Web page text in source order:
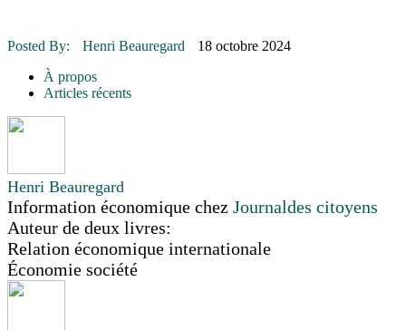
16 juillet 2026 | ENVIRONNEMENT
16 juillet 2026
Posted By: Henri Beauregard
18 octobre 2024
À propos
Articles récents
Henri Beauregard
Information économique chez Journaldes citoyens
Auteur de deux livres:
Relation économique internationale
Économie société